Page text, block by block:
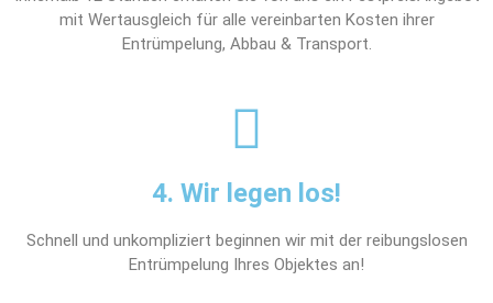
mit Wertausgleich für alle vereinbarten Kosten ihrer
Entrümpelung, Abbau & Transport.
4. Wir legen los!
Schnell und unkompliziert beginnen wir mit der reibungslosen
Entrümpelung Ihres Objektes an!